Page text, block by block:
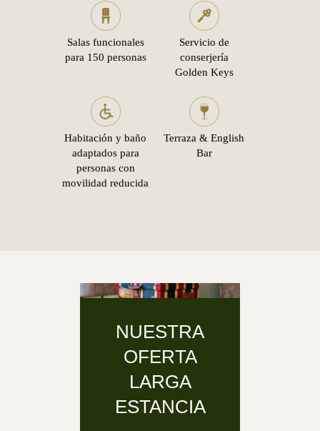
Salas funcionales
para 150 personas
Servicio de
conserjería
Golden Keys
Habitación y baño
adaptados para
personas con
movilidad reducida
Terraza & English
Bar
NUESTRA
OFERTA
LARGA
ESTANCIA